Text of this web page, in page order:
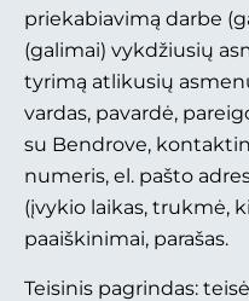
priekabiavimą darbe
(galimai) vykdžiusių
tyrimą atlikusių
vardas, pavardė,
su Bendrove,
numeris, el. pašto
(įvykio laikas, trukmė,
paaiškinimai, parašas.
Teisinis pagrindas: